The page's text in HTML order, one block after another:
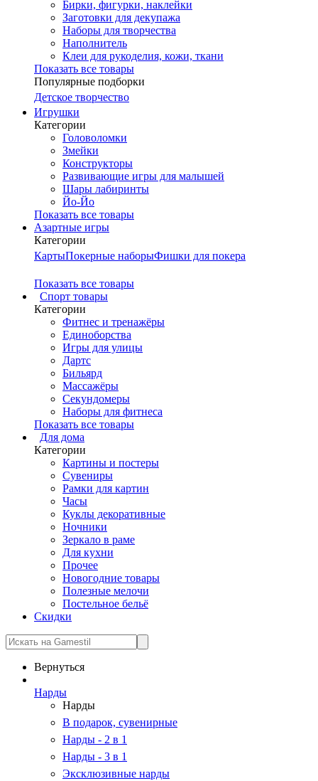
Бирки, фигурки, наклейки
Заготовки для декупажа
Наборы для творчества
Наполнитель
Клеи для рукоделия, кожи, ткани
Показать все товары
Популярные подборки
Детское творчество
Игрушки
Категории
Головоломки
Змейки
Конструкторы
Развивающие игры для малышей
Шары лабиринты
Йо-Йо
Показать все товары
Азартные игры
Категории
КартыПокерные наборыФишки для покера
Показать все товары
Cпорт товары
Категории
Фитнес и тренажёры
Единоборства
Игры для улицы
Дартс
Бильярд
Массажёры
Секундомеры
Наборы для фитнеса
Показать все товары
Для дома
Категории
Картины и постеры
Сувениры
Рамки для картин
Часы
Куклы декоративные
Ночники
Зеркало в раме
Для кухни
Прочее
Новогодние товары
Полезные мелочи
Постельное бельё
Скидки
Вернуться
Нарды
Нарды
В подарок, сувенирные
Нарды - 2 в 1
Нарды - 3 в 1
Эксклюзивные нарды